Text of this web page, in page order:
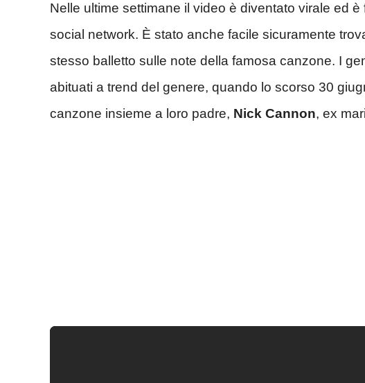
Nelle ultime settimane il video è diventato virale ed
social network. È stato anche facile sicuramente
stesso balletto sulle note della famosa canzone. I
abituati a trend del genere, quando lo scorso 30
canzone insieme a loro padre, Nick Cannon, ex